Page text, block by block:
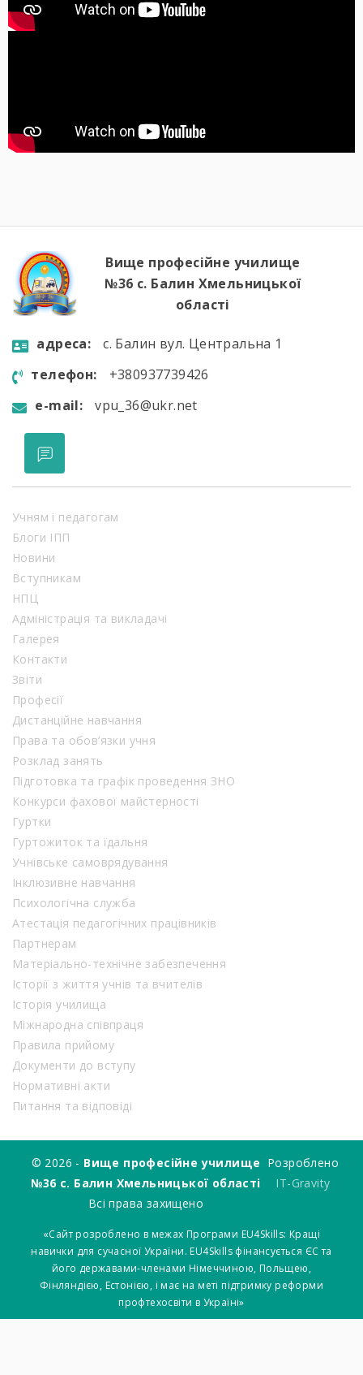
Вище професійне училище
№36 с. Балин Хмельницької
області
aдресa:
с. Балин вул. Центральна 1
телефон:
+380937739426
e-mail:
vpu_36@ukr.net
Учням і педагогам
Блоги ІПП
Новини
Вступникам
НПЦ
Адміністрація та викладачі
Галерея
Контакти
Звіти
Професії
Дистанційне навчання
Права та обов’язки учня
Розклад занять
Підготовка та графік проведення ЗНО
Конкурси фахової майстерності
Гуртки
Гуртожиток та їдальня
Учнівське самоврядування
Інклюзивне навчання
Психологічна служба
Атестація педагогічних працівників
Партнерам
Матеріально-технічне забезпечення
Історії з життя учнів та вчителів
Історія училища
Міжнародна співпраця
Правила прийому
Документи до вступу
Нормативні акти
Питання та відповіді
© 2026 - Вище професійне училище
№36 с. Балин Хмельницької області
Всі права захищено
Розроблено
IT-Gravity
«Сайт розроблено в межах Програми EU4Skills: Кращі
навички для сучасної України. EU4Skills фінансується ЄС та
його державами-членами Німеччиною, Польщею,
Фінляндією, Естонією, і має на меті підтримку реформи
профтехосвіти в Україні»